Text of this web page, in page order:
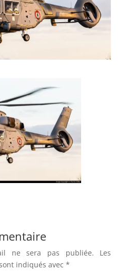
ne sera pas publiée.
Les
indiqués avec *